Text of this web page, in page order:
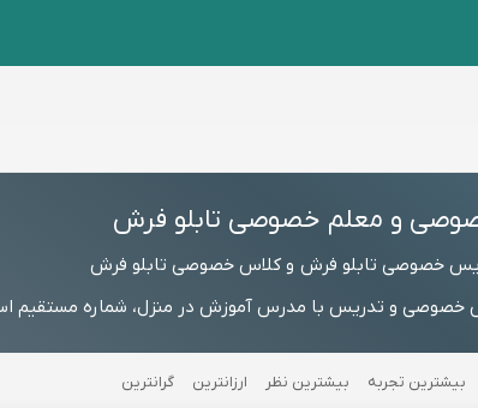
و معلم خصوصی تابلو فرش
خصوصی تابلو فرش و کلاس خصوصی تابلو فرش
و تدریس با مدرس آموزش در منزل، شماره مستقیم
بیشترین تجربه بیشترین نظر ارزانترین گرانترین